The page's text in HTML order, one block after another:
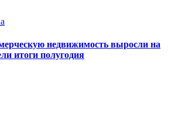
недвижимость выросли на
итоги полугодия